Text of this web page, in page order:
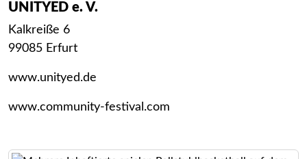
UNITYED e. V.
Kalkreiße 6
99085 Erfurt
www.unityed.de
www.community-festival.com